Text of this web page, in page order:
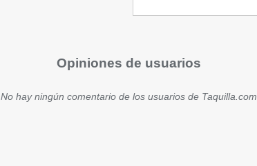
Opiniones de usuarios
No hay ningún comentario de los usuarios de Taquilla.com